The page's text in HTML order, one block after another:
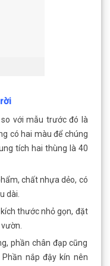
với mẫu trước đó là
có hai màu để chúng
tích hai thùng là 40
chất nhựa dẻo, có
dài.
thước nhỏ gọn, đặt
phần chân đạp cũng
nắp đậy kín nên